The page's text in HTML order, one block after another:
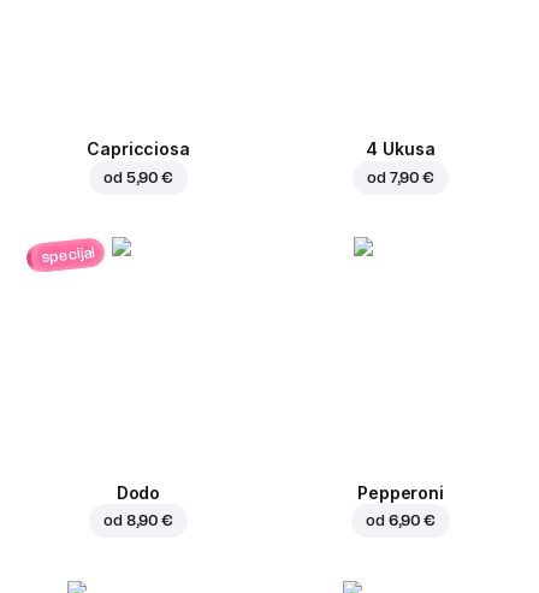
Capricciosa
od 5,90 €
4 Ukusa
od 7,90 €
specijal
Dodo
od 8,90 €
Pepperoni
od 6,90 €